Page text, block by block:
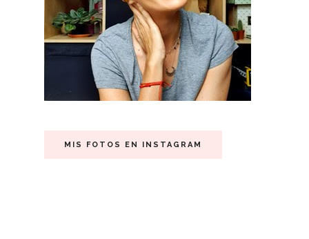
MIS FOTOS EN INSTAGRAM